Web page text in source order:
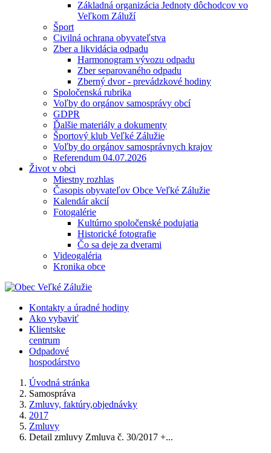
Základná organizácia Jednoty dôchodcov vo
Veľkom Záluží
Šport
Civilná ochrana obyvateľstva
Zber a likvidácia odpadu
Harmonogram vývozu odpadu
Zber separovaného odpadu
Zberný dvor - prevádzkové hodiny
Spoločenská rubrika
Voľby do orgánov samosprávy obcí
GDPR
Ďalšie materiály a dokumenty
Športový klub Veľké Zálužie
Voľby do orgánov samosprávnych krajov
Referendum 04.07.2026
Život v obci
Miestny rozhlas
Časopis obyvateľov Obce Veľké Zálužie
Kalendár akcií
Fotogalérie
Kultúrno spoločenské podujatia
Historické fotografie
Čo sa deje za dverami
Videogaléria
Kronika obce
Kontakty a úradné hodiny
Ako vybaviť
Klientske
centrum
Odpadové
hospodárstvo
Úvodná stránka
Samospráva
Zmluvy, faktúry,objednávky
2017
Zmluvy
Detail zmluvy Zmluva č. 30/2017 +...